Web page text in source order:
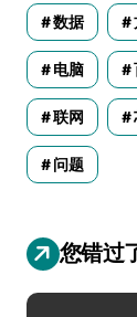
数据
电脑
联网
问题
您错过